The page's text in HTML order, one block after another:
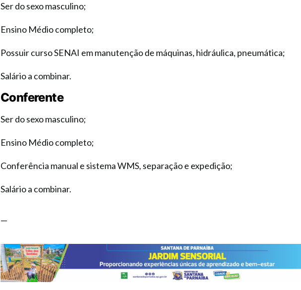
Ser do sexo masculino;
Ensino Médio completo;
Possuir curso SENAI em manutenção de máquinas, hidráulica, pneumática;
Salário a combinar.
Conferente
Ser do sexo masculino;
Ensino Médio completo;
Conferência manual e sistema WMS, separação e expedição;
Salário a combinar.
—